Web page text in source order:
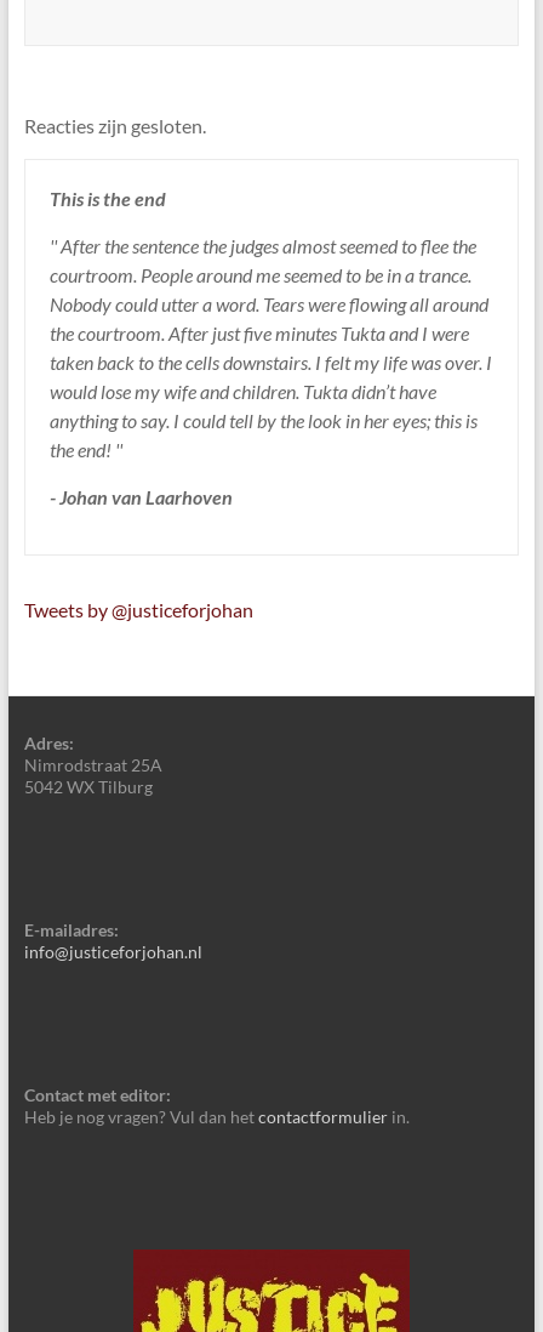
Reacties zijn gesloten.
This is the end
'' After the sentence the judges almost seemed to flee the
courtroom. People around me seemed to be in a trance.
Nobody could utter a word. Tears were flowing all around
the courtroom. After just five minutes Tukta and I were
taken back to the cells downstairs. I felt my life was over. I
would lose my wife and children. Tukta didn’t have
anything to say. I could tell by the look in her eyes; this is
the end! ''
- Johan van Laarhoven
Tweets by @justiceforjohan
Adres:
Nimrodstraat 25A
5042 WX Tilburg
E-mailadres:
info@justiceforjohan.nl
Contact met editor:
Heb je nog vragen? Vul dan hetcontactformulierin.